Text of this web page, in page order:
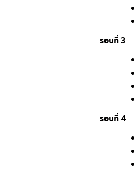
รอบที่ 3
รอบที่ 4